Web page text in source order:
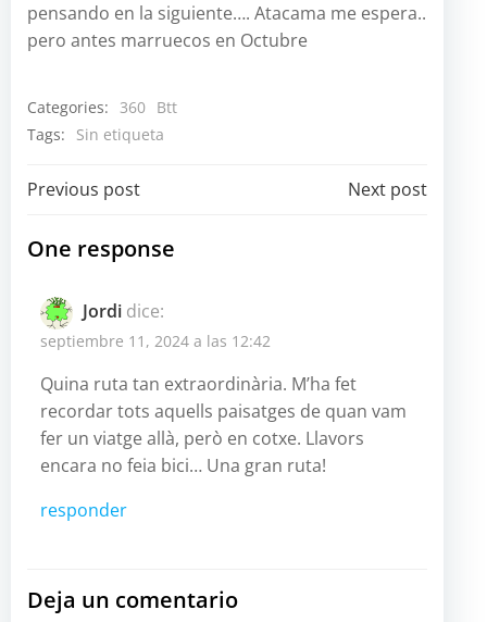
pensando en la siguiente…. Atacama me espera..
pero antes marruecos en Octubre
Categories: 360 Btt
Tags:
Sin etiqueta
Navegación
por
las
entradas
Previous post
Navegación
entradas
Next post
One response
Jordi dice:
septiembre 11, 2024 a las 12:42
Quina ruta tan extraordinària. M’ha fet
recordar tots aquells paisatges de quan vam
fer un viatge allà, però en cotxe. Llavors
encara no feia bici… Una gran ruta!
responder
Deja un comentario